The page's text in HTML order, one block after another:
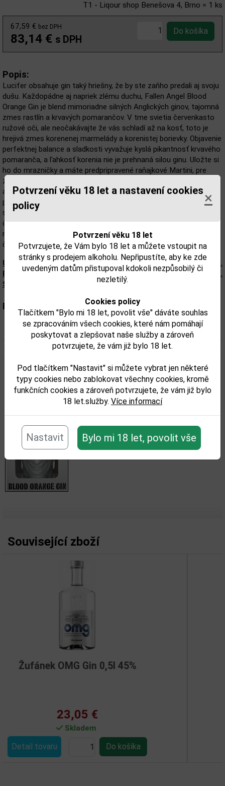
Potvrzení věku 18 let a nastavení cookies
policy
×
Potvrzení věku 18 let
Potvrzujete, že Vám bylo 18 let a můžete vstoupit na
stránky s prodejem alkoholu. Nepřipustíte, aby ke zde
uvedeným datům přistupoval kdokoli nezpůsobilý či
nezletilý.
Cookies policy
Tlačítkem "Bylo mi 18 let, povolit vše" dáváte souhlas
se zpracováním všech cookies, které nám pomáhají
poskytovat a zlepšovat naše služby a zároveň
potvrzujete, že vám již bylo 18 let.
Pod tlačítkem "Nastavit" si můžete vybrat jen některé
typy cookies nebo zablokovat všechny cookies, kromě
funkčních cookies a zároveň potvrzujete, že vám již bylo
18 let.služby. Více informací
Nastavit Bylo mi 18 let, povolit vše
T1 - Liqour shop Benešova 4, Brno = 1 ks
67,59 € bez DPH
83,14 € s DPH
Popis:
Lucifer obsahuje gin taký hriešny, že by ste zaňho predali aj svoju
dušu. Každopádne aj napriek zlému duchu, Fallen Angel Blood
Orange Gin je blend mimoriadne silných Anglických ginov, tajomná
zmes rastlín a krvavých pomarančov. V tme svietia červenkasto
ružové oči, ale neočakávajte že vás schladí až na kosť, toto je
hrejivá zmes korenenej marmelády a korenistej borievky. Objavenie
perfektnej balance a sladkosti vyvažuje kyslá pikantnosť krvavého
pomaranča, a ľahkosť korenia nie je prehnaná silou ginu. Uložte si
ho do mrazničky a máte predpripravené raňajkové Martini, pre
začiatok hriešneho dňa. Popíjaním na ľade vzniká diabolský
aperitív, alebo môže vytvoriť démonický G&T zmiešaním s
premiovým tonikom a plátkom tmavého grapefruitu. Niet divu, že
sa táto fľaša smeje od ucha k uchu, je dábelsky dobrý. A potom
čo sa pozriete až na dno môžete fľašu použiť ako plátno, dajte
mu nejaký makeup, namaľovať ho alebo ho použiť ako držiak na
čiapku, parochňu či slnečné okuliare.
Upozorňujeme, že tento produkt môže obsahovať alergény.
Presné zloženie a alergény sú k dispozícii na obale výrobku.
Skontrolujte prosím pred konzumáciou.
Parametry:
Obsah alkoholu obj. %: 40,6
Objem obalu (L):
Fotky:
Související zboží
Detail tovaru